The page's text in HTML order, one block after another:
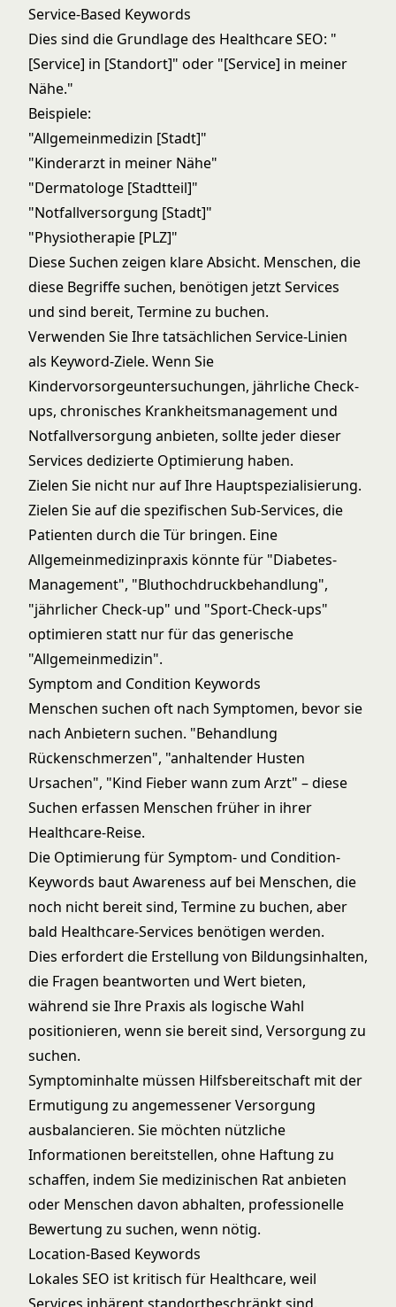
Service-Based Keywords
Dies sind die Grundlage des Healthcare SEO: "
[Service] in [Standort]" oder "[Service] in meiner
Nähe."
Beispiele:
"Allgemeinmedizin [Stadt]"
"Kinderarzt in meiner Nähe"
"Dermatologe [Stadtteil]"
"Notfallversorgung [Stadt]"
"Physiotherapie [PLZ]"
Diese Suchen zeigen klare Absicht. Menschen, die
diese Begriffe suchen, benötigen jetzt Services
und sind bereit, Termine zu buchen.
Verwenden Sie Ihre tatsächlichen Service-Linien
als Keyword-Ziele. Wenn Sie
Kindervorsorgeuntersuchungen, jährliche Check-
ups, chronisches Krankheitsmanagement und
Notfallversorgung anbieten, sollte jeder dieser
Services dedizierte Optimierung haben.
Zielen Sie nicht nur auf Ihre Hauptspezialisierung.
Zielen Sie auf die spezifischen Sub-Services, die
Patienten durch die Tür bringen. Eine
Allgemeinmedizinpraxis könnte für "Diabetes-
Management", "Bluthochdruckbehandlung",
"jährlicher Check-up" und "Sport-Check-ups"
optimieren statt nur für das generische
"Allgemeinmedizin".
Symptom and Condition Keywords
Menschen suchen oft nach Symptomen, bevor sie
nach Anbietern suchen. "Behandlung
Rückenschmerzen", "anhaltender Husten
Ursachen", "Kind Fieber wann zum Arzt" – diese
Suchen erfassen Menschen früher in ihrer
Healthcare-Reise.
Die Optimierung für Symptom- und Condition-
Keywords baut Awareness auf bei Menschen, die
noch nicht bereit sind, Termine zu buchen, aber
bald Healthcare-Services benötigen werden.
Dies erfordert die Erstellung von Bildungsinhalten,
die Fragen beantworten und Wert bieten,
während sie Ihre Praxis als logische Wahl
positionieren, wenn sie bereit sind, Versorgung zu
suchen.
Symptominhalte müssen Hilfsbereitschaft mit der
Ermutigung zu angemessener Versorgung
ausbalancieren. Sie möchten nützliche
Informationen bereitstellen, ohne Haftung zu
schaffen, indem Sie medizinischen Rat anbieten
oder Menschen davon abhalten, professionelle
Bewertung zu suchen, wenn nötig.
Location-Based Keywords
Lokales SEO ist kritisch für Healthcare, weil